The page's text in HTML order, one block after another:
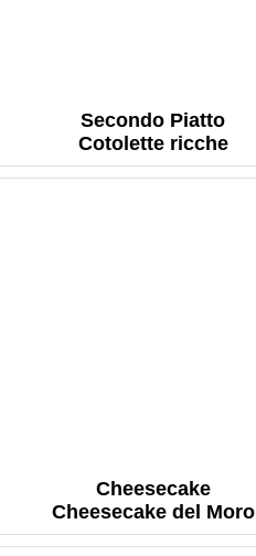
Secondo Piatto
Cotolette ricche
Cheesecake
Cheesecake del Moro